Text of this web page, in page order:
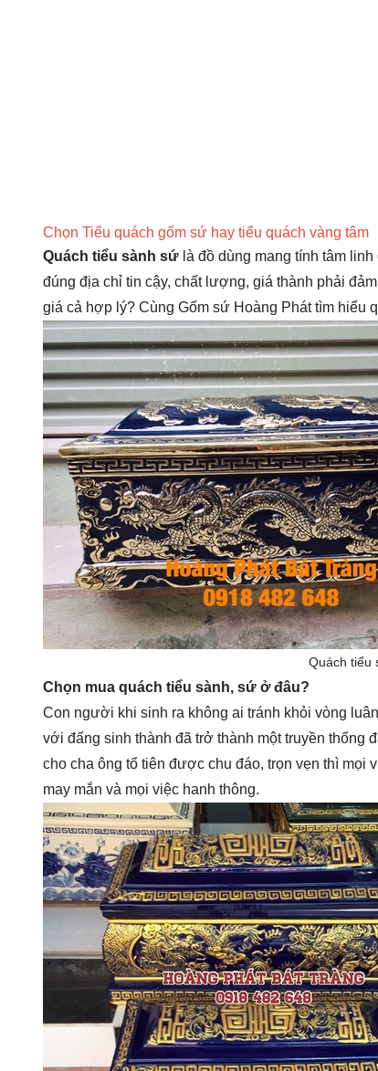
Chọn Tiểu quách gốm sứ hay tiểu quách vàng tâm
Quách tiểu sành sứ là đồ dùng mang tính tâm
đúng địa chỉ tin cậy, chất lượng, giá thành phải
giá cả hợp lý? Cùng Gốm sứ Hoàng Phát tìm hiểu
Quách tiểu
Chọn mua quách tiểu sành, sứ ở đâu?
Con người khi sinh ra không ai tránh khỏi vòng
với đấng sinh thành đã trở thành một truyền thống
cho cha ông tổ tiên được chu đáo, trọn vẹn thì
may mắn và mọi việc hanh thông.